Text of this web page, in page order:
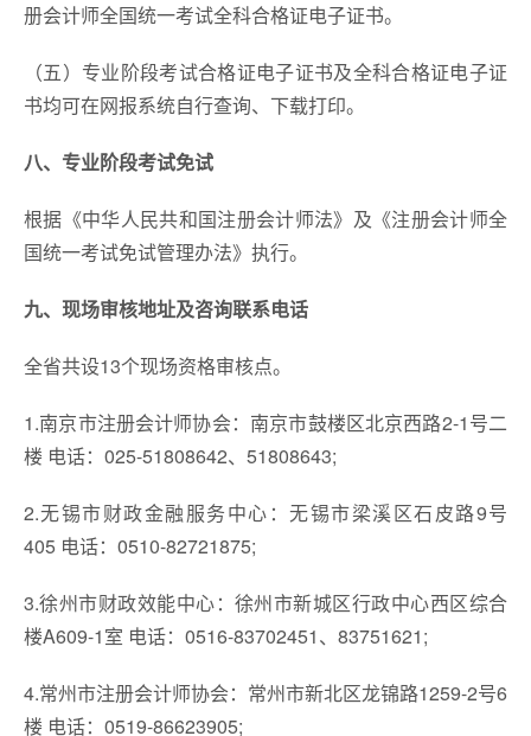
册会计师全国统一考试全科合格证电子证书。
（五）专业阶段考试合格证电子证书及全科合格证电子证
书均可在网报系统自行查询、下载打印。
八、专业阶段考试免试
根据《中华人民共和国注册会计师法》及《注册会计师全
国统一考试免试管理办法》执行。
九、现场审核地址及咨询联系电话
全省共设13个现场资格审核点。
1.南京市注册会计师协会：南京市鼓楼区北京西路2-1号二
楼 电话：025-51808642、51808643;
2.无锡市财政金融服务中心：无锡市梁溪区石皮路9号
405 电话：0510-82721875;
3.徐州市财政效能中心：徐州市新城区行政中心西区综合
楼A609-1室 电话：0516-83702451、83751621;
4.常州市注册会计师协会：常州市新北区龙锦路1259-2号6
楼 电话：0519-86623905;